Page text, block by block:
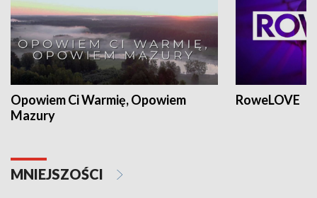
Opowiem Ci Warmię, Opowiem
Mazury
RoweLOVE
MNIEJSZOŚCI